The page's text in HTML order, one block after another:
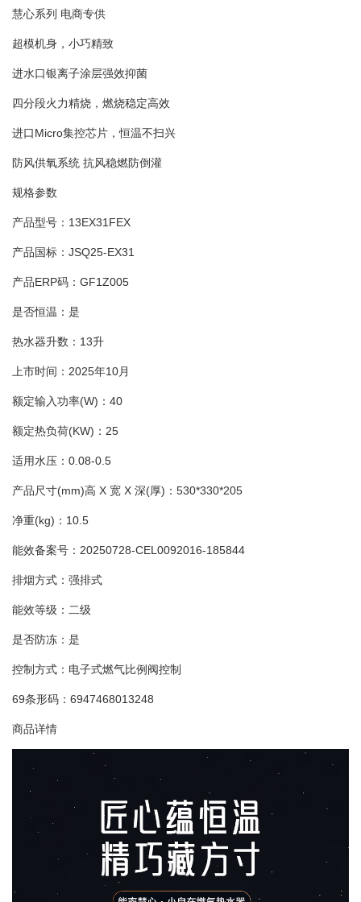
慧心系列 电商专供
超模机身，小巧精致
进水口银离子涂层强效抑菌
四分段火力精烧，燃烧稳定高效
进口Micro集控芯片，恒温不扫兴
防风供氧系统 抗风稳燃防倒灌
规格参数
产品型号：13EX31FEX
产品国标：JSQ25-EX31
产品ERP码：GF1Z005
是否恒温：是
热水器升数：13升
上市时间：2025年10月
额定输入功率(W)：40
额定热负荷(KW)：25
适用水压：0.08-0.5
产品尺寸(mm)高 X 宽 X 深(厚)：530*330*205
净重(kg)：10.5
能效备案号：20250728-CEL0092016-185844
排烟方式：强排式
能效等级：二级
是否防冻：是
控制方式：电子式燃气比例阀控制
69条形码：6947468013248
商品详情